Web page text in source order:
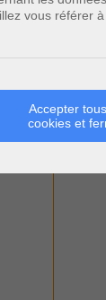
vous référer
Accepter
cookies et